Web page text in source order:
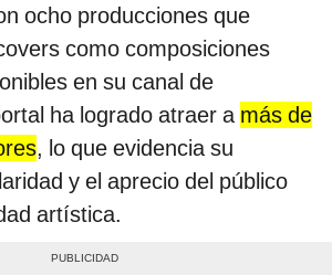
ocho producciones que
como composiciones
en su canal de
ha logrado atraer a más de
, lo que evidencia su
y el aprecio del público
artística.